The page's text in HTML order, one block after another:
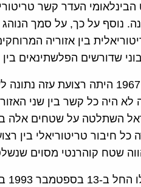
העדר קשר
נוסף על כך, על סמך הנוהג
בין אזוריה
שדורשים הפלשתינאים
מ-1948 עד 1967 היתה
השתלטה על שטחים אלה
כל חיבור טריטוריאלי בין
שטח קוהרנטי מסוים